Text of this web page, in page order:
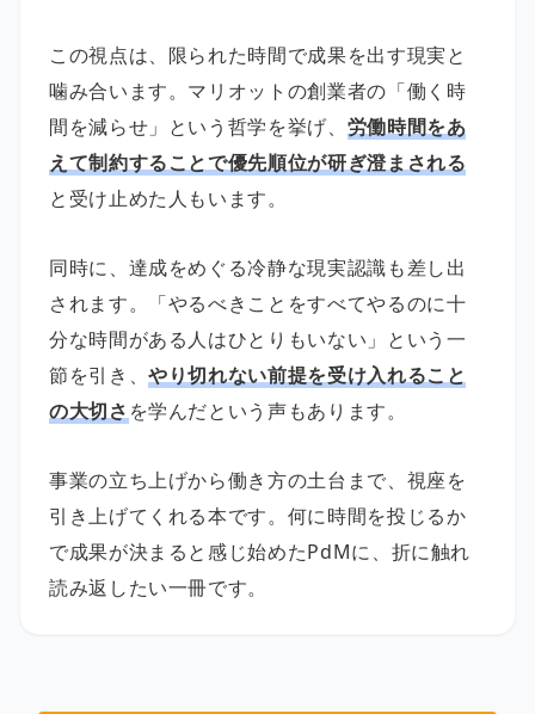
この視点は、限られた時間で成果を出す現実と
噛み合います。マリオットの創業者の「働く時
間を減らせ」という哲学を挙げ、 労働時間をあ
えて制約することで優先順位が研ぎ澄まされる
と受け止めた人もいます。
同時に、達成をめぐる冷静な現実認識も差し出
されます。「やるべきことをすべてやるのに十
分な時間がある人はひとりもいない」という一
節を引き、やり切れない前提を受け入れること
の大切さ を学んだという声もあります。
事業の立ち上げから働き方の土台まで、視座を
引き上げてくれる本です。何に時間を投じるか
で成果が決まると感じ始めたPdMに、折に触れ
読み返したい一冊です。